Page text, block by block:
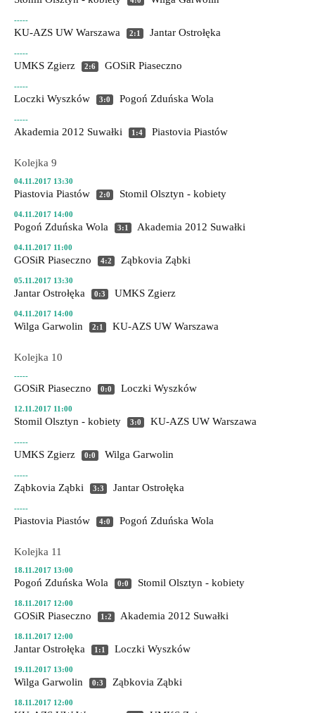
-----
KU-AZS UW Warszawa 2:1 Jantar Ostrołęka
-----
UMKS Zgierz 2:6 GOSiR Piaseczno
-----
Loczki Wyszków 3:0 Pogoń Zduńska Wola
-----
Akademia 2012 Suwałki 1:4 Piastovia Piastów
Kolejka 9
04.11.2017 13:30
Piastovia Piastów 2:0 Stomil Olsztyn - kobiety
04.11.2017 14:00
Pogoń Zduńska Wola 3:1 Akademia 2012 Suwałki
04.11.2017 11:00
GOSiR Piaseczno 4:2 Ząbkovia Ząbki
05.11.2017 13:30
Jantar Ostrołęka 0:3 UMKS Zgierz
04.11.2017 14:00
Wilga Garwolin 2:1 KU-AZS UW Warszawa
Kolejka 10
-----
GOSiR Piaseczno 0:0 Loczki Wyszków
12.11.2017 11:00
Stomil Olsztyn - kobiety 3:0 KU-AZS UW Warszawa
-----
UMKS Zgierz 0:0 Wilga Garwolin
-----
Ząbkovia Ząbki 3:3 Jantar Ostrołęka
-----
Piastovia Piastów 4:0 Pogoń Zduńska Wola
Kolejka 11
18.11.2017 13:00
Pogoń Zduńska Wola 0:0 Stomil Olsztyn - kobiety
18.11.2017 12:00
GOSiR Piaseczno 1:2 Akademia 2012 Suwałki
18.11.2017 12:00
Jantar Ostrołęka 1:1 Loczki Wyszków
19.11.2017 13:00
Wilga Garwolin 0:3 Ząbkovia Ząbki
18.11.2017 12:00